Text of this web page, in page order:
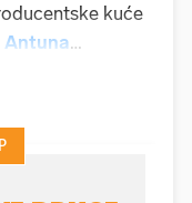
kuće
Antuna